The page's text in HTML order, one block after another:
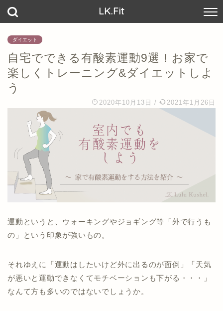
LK.Fit
ダイエット
自宅でできる有酸素運動9選！お家で
楽しくトレーニング&ダイエットしよ
う
2020年10月13日 / 2021年1月26日
運動というと、ウォーキングやジョギング等「外で行うも
の」という印象が強いもの。
それゆえに「運動はしたいけど外に出るのが面倒」「天気
が悪いと運動できなくてモチベーションも下がる・・・」
なんて方も多いのではないでしょうか。